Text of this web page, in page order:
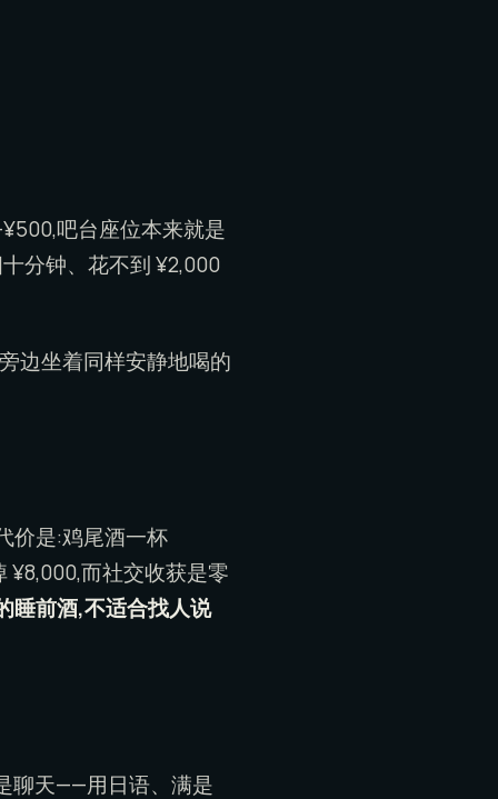
吧台座位本来就是
分钟、花不到 ¥2,000
边坐着同样安静地喝的
价是:鸡尾酒一杯
¥8,000,而社交收获是零
睡前酒,不适合找人说
聊天——用日语、满是